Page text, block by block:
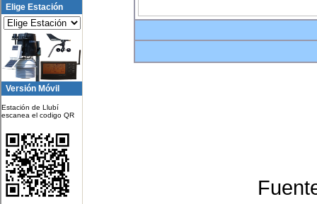
Elige Estación
Versión Móvil
Estación de Llubí
escanea el codigo QR